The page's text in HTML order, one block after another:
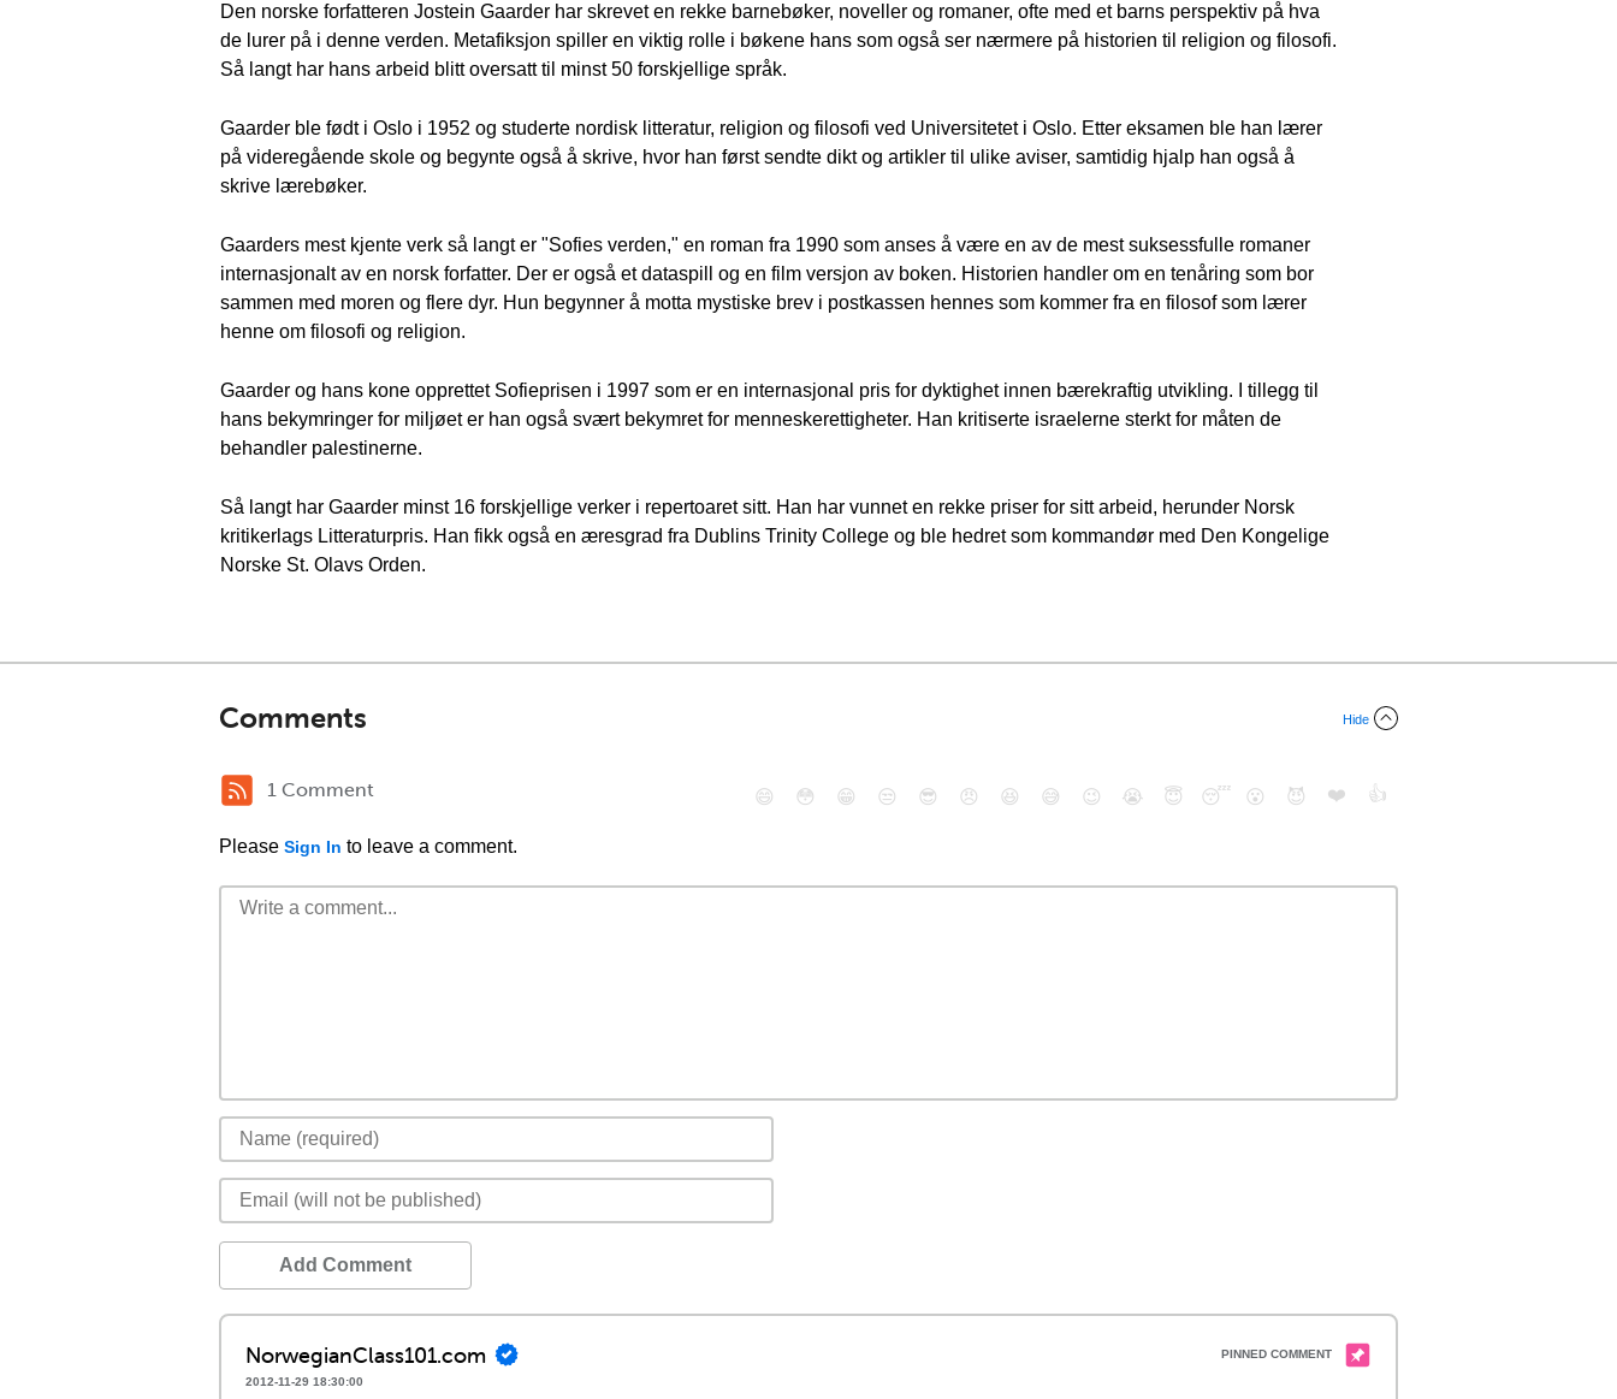
Den norske forfatteren Jostein Gaarder har skrevet en rekke barnebøker, noveller og romaner, ofte med et barns perspektiv på hva
de lurer på i denne verden. Metafiksjon spiller en viktig rolle i bøkene hans som også ser nærmere på historien til religion og filosofi.
Så langt har hans arbeid blitt oversatt til minst 50 forskjellige språk.
Gaarder ble født i Oslo i 1952 og studerte nordisk litteratur, religion og filosofi ved Universitetet i Oslo. Etter eksamen ble han lærer
på videregående skole og begynte også å skrive, hvor han først sendte dikt og artikler til ulike aviser, samtidig hjalp han også å
skrive lærebøker.
Gaarders mest kjente verk så langt er "Sofies verden," en roman fra 1990 som anses å være en av de mest suksessfulle romaner
internasjonalt av en norsk forfatter. Der er også et dataspill og en film versjon av boken. Historien handler om en tenåring som bor
sammen med moren og flere dyr. Hun begynner å motta mystiske brev i postkassen hennes som kommer fra en filosof som lærer
henne om filosofi og religion.
Gaarder og hans kone opprettet Sofieprisen i 1997 som er en internasjonal pris for dyktighet innen bærekraftig utvikling. I tillegg til
hans bekymringer for miljøet er han også svært bekymret for menneskerettigheter. Han kritiserte israelerne sterkt for måten de
behandler palestinerne.
Så langt har Gaarder minst 16 forskjellige verker i repertoaret sitt. Han har vunnet en rekke priser for sitt arbeid, herunder Norsk
kritikerlags Litteraturpris. Han fikk også en æresgrad fra Dublins Trinity College og ble hedret som kommandør med Den Kongelige
Norske St. Olavs Orden.
Comments Hide
1 Comment
Please Sign In to leave a comment.
😄 😳 😁 😒 😎 😠 😆 😅 😉 😭 😇 😴 😮 😈 ❤️ 👍
Add Comment
NorwegianClass101.com
2012-11-29 18:30:00